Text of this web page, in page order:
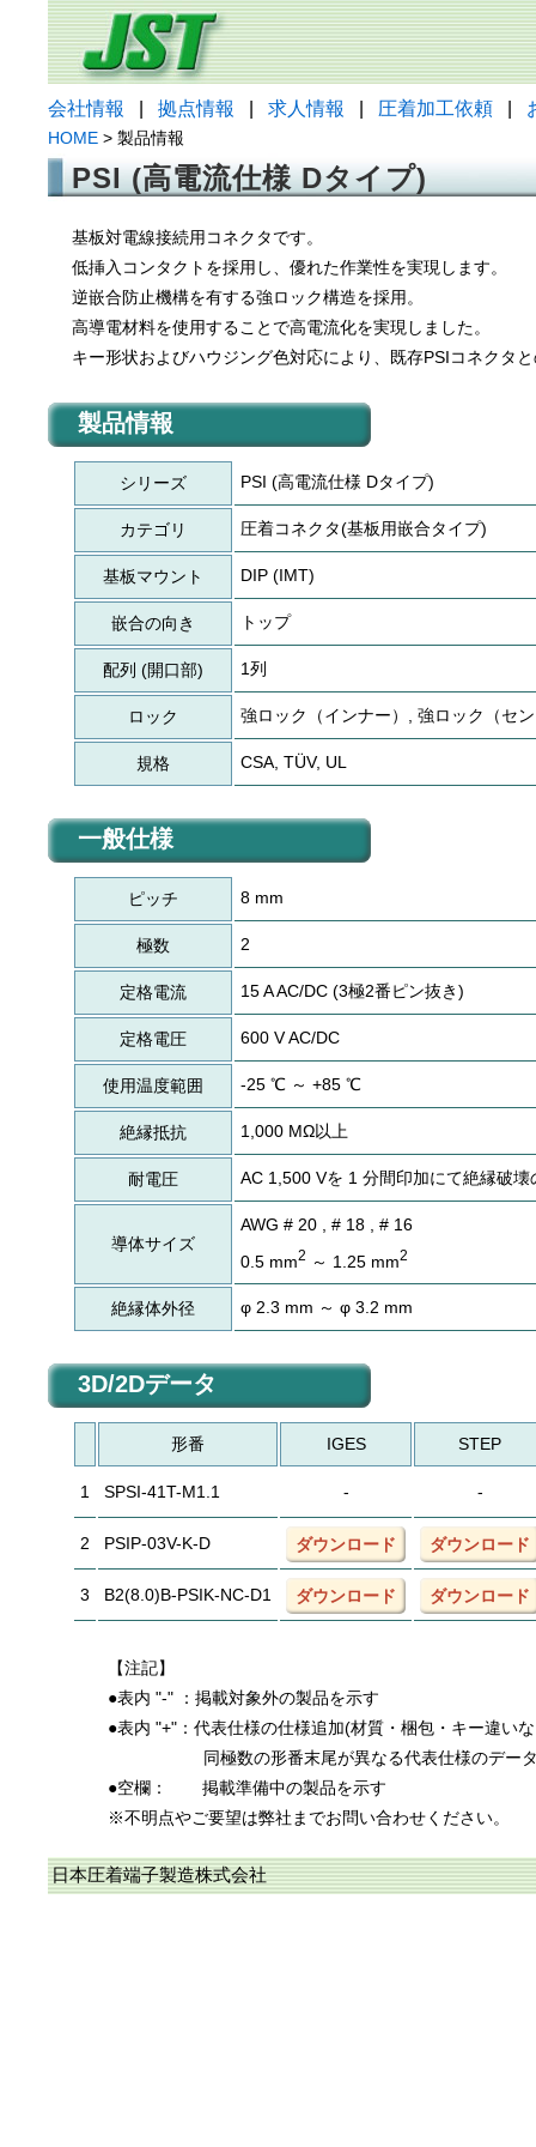
会社情報 拠点情報 求人情報 圧着加工依頼
HOME > 製品情報
PSI (高電流仕様 Dタイプ)
基板対電線接続用コネクタです。
低挿入コンタクトを採用し、優れた作業性を実現します。
逆嵌合防止機構を有する強ロック構造を採用。
高導電材料を使用することで高電流化を実現しました。
キー形状およびハウジング色対応により、既存PSIコネクタ
製品情報
シリーズ PSI (高電流仕様 Dタイプ)
カテゴリ 圧着コネクタ(基板用嵌合タイプ)
基板マウント DIP (IMT)
嵌合の向き トップ
配列 (開口部) 1列
ロック 強ロック（インナー）, 強ロック（セ
規格 CSA, TÜV, UL
一般仕様
ピッチ 8 mm
極数 2
定格電流 15 A AC/DC (3極2番ピン抜き)
定格電圧 600 V AC/DC
使用温度範囲 -25 ℃ ～ +85 ℃
絶縁抵抗 1,000 MΩ以上
耐電圧 AC 1,500 Vを 1 分間印加にて絶縁破壊
導体サイズ
AWG # 20 , # 18 , # 16
0.5 mm2 ～ 1.25 mm2
絶縁体外径 φ 2.3 mm ～ φ 3.2 mm
3D/2Dデータ
形番 IGES STEP
1 SPSI-41T-M1.1 - -
2 PSIP-03V-K-D ダウンロード ダウンロード
3 B2(8.0)B-PSIK-NC-D1 ダウンロード ダウンロード
【注記】
●表内 "-" ：掲載対象外の製品を示す
●表内 "+"：代表仕様の仕様追加(材質・梱包・キー違い
同極数の形番末尾が異なる代表仕様のデー
●空欄：
掲載準備中の製品を示す
※不明点やご要望は弊社までお問い合わせください。
日本圧着端子製造株式会社